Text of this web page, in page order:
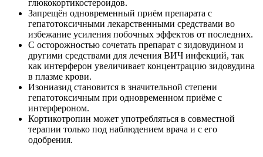
глюкокортикостероидов.
Запрещён одновременный приём препарата с
гепатотоксичными лекарственными средствами во
избежание усиления побочных эффектов от последних.
С осторожностью сочетать препарат с зидовудином и
другими средствами для лечения ВИЧ инфекций, так
как интерферон увеличивает концентрацию зидовудина
в плазме крови.
Изониазид становится в значительной степени
гепатотоксичным при одновременном приёме с
интерфероном.
Кортикотропин может употребляться в совместной
терапии только под наблюдением врача и с его
одобрения.